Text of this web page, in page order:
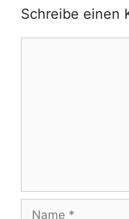
Schreibe einen
Kommentar
Name